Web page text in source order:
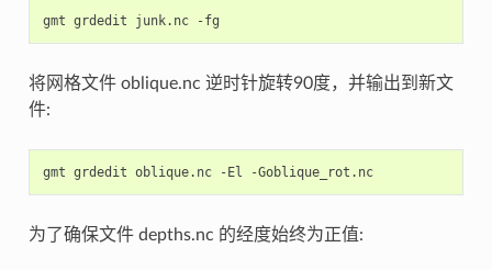
将网格文件 oblique.nc 逆时针旋转90度，并输出到新文
件:
gmt grdedit oblique.nc -El -Goblique_rot.nc
为了确保文件 depths.nc 的经度始终为正值: